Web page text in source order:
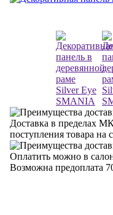
Доставка в пределах
поступления товара на
Оплатить можно в
Возможна предоплата